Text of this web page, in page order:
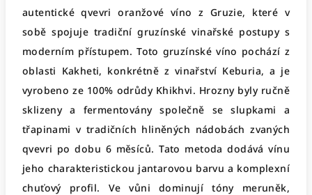
autentické qvevri oranžové víno z Gruzie, které v
sobě spojuje tradiční gruzínské vinařské postupy s
moderním přístupem. Toto gruzínské víno pochází z
oblasti Kakheti, konkrétně z vinařství Keburia, a je
vyrobeno ze 100% odrůdy Khikhvi. Hrozny byly ručně
sklizeny a fermentovány společně se slupkami a
třapinami v tradičních hliněných nádobách zvaných
qvevri po dobu 6 měsíců. Tato metoda dodává vínu
jeho charakteristickou jantarovou barvu a komplexní
chuťový profil. Ve vůni dominují tóny meruněk,